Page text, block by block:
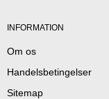
INFORMATION
Om os
Handelsbetingelser
Sitemap